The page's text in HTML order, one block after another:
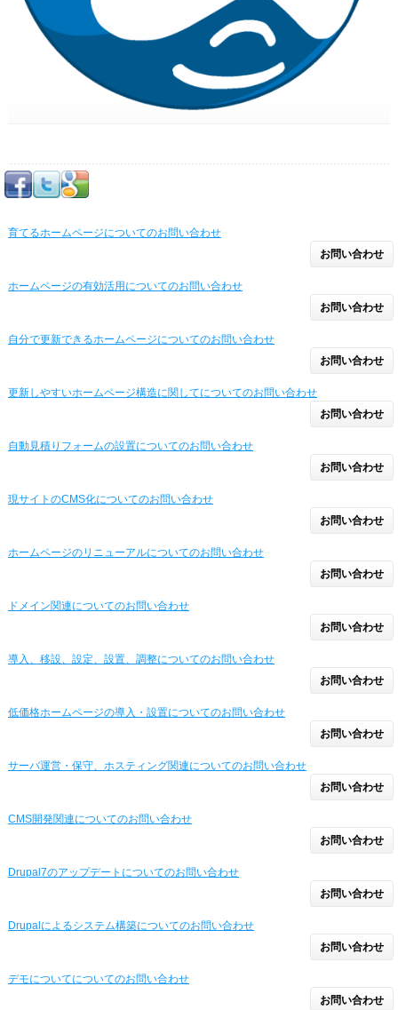
育てるホームページについてのお問い合わせ
お問い合わせ
ホームページの有効活用についてのお問い合わせ
お問い合わせ
自分で更新できるホームページについてのお問い合わせ
お問い合わせ
更新しやすいホームページ構造に関してについてのお問い合わせ
お問い合わせ
自動見積りフォームの設置についてのお問い合わせ
お問い合わせ
現サイトのCMS化についてのお問い合わせ
お問い合わせ
ホームページのリニューアルについてのお問い合わせ
お問い合わせ
ドメイン関連についてのお問い合わせ
お問い合わせ
導入、移設、設定、設置、調整についてのお問い合わせ
お問い合わせ
低価格ホームページの導入・設置についてのお問い合わせ
お問い合わせ
サーバ運営・保守、ホスティング関連についてのお問い合わせ
お問い合わせ
CMS開発関連についてのお問い合わせ
お問い合わせ
Drupal7のアップデートについてのお問い合わせ
お問い合わせ
Drupalによるシステム構築についてのお問い合わせ
お問い合わせ
デモについてについてのお問い合わせ
お問い合わせ